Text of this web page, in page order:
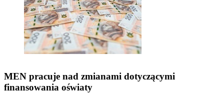
MEN pracuje nad zmianami dotyczącymi
finansowania oświaty